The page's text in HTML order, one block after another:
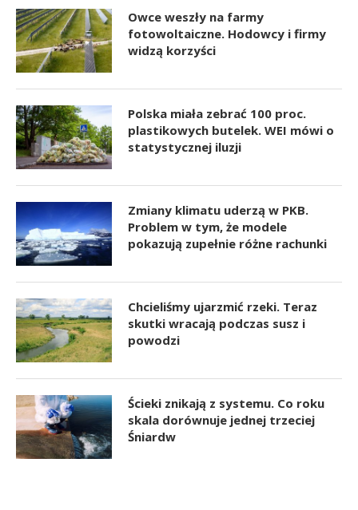
Owce weszły na farmy
fotowoltaiczne. Hodowcy i firmy
widzą korzyści
Polska miała zebrać 100 proc.
plastikowych butelek. WEI mówi o
statystycznej iluzji
Zmiany klimatu uderzą w PKB.
Problem w tym, że modele
pokazują zupełnie różne rachunki
Chcieliśmy ujarzmić rzeki. Teraz
skutki wracają podczas susz i
powodzi
Ścieki znikają z systemu. Co roku
skala dorównuje jednej trzeciej
Śniardw